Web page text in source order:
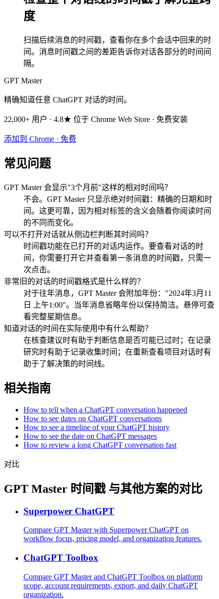
度
扫描后续消息的时间戳，查看你在多个会话中回来的时
间。消息时间戳之间的差距告诉你对话各部分的时间间
隔。
GPT Master
精确知道任意 ChatGPT 对话的时间。
22,000+ 用户 · 4.8★ 位于 Chrome Web Store · 免费安装
添加到 Chrome · 免费
常见问题
GPT Master 会显示"3个月前"这样的相对时间吗？
不会。GPT Master 只显示绝对时间戳：精确的日期和时
间。这更可靠，因为相对标签的含义会随着你阅读时间
的不同而变化。
可以不打开对话就从侧边栏判断其时间吗？
时间戳功能在已打开的对话内运作。要查看对话的时
间，你需要打开它并查看第一条消息的时间戳，只需一
次点击。
非常旧的对话的时间戳格式是什么样的？
对于往年消息，GPT Master 会附加年份："2024年3月11
日 上午1:00"。当年消息省略年份以保持简洁。悬停可查
看完整星期信息。
知道对话的时间在实际使用中有什么帮助？
在核查建议时有助于判断信息是否可能已过时；在记录
研究时有助于记录收集时间；在重新查看项目对话时有
助于了解决策的时间线。
相关指南
How to tell when a ChatGPT conversation happened
How to see dates on ChatGPT conversations
How to see a timeline of your ChatGPT history
How to see the date on ChatGPT messages
How to review a long ChatGPT conversation fast
对比
GPT Master 时间戳 与其他方案的对比
Superpower ChatGPT
Compare GPT Master with Superpower ChatGPT on
workflow focus, pricing model, and organization features.
ChatGPT Toolbox
Compare GPT Master and ChatGPT Toolbox on platform
scope, account requirements, export, and daily ChatGPT
organization.